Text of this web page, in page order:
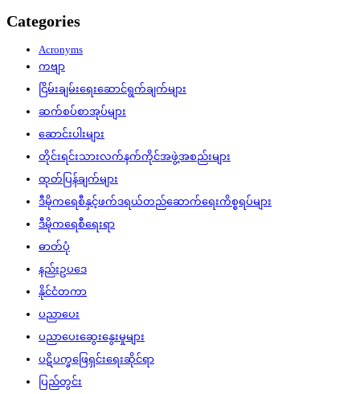
Categories
Acronyms
ကဗျာ
ငြိမ်းချမ်းရေးဆောင်ရွက်ချက်များ
ဆက်စပ်စာအုပ်များ
ဆောင်းပါးများ
တိုင်းရင်းသားလက်နက်ကိုင်အဖွဲ့အစည်းများ
ထုတ်ပြန်ချက်များ
ဒီမိုကရေစီနှင့်ဖက်ဒရယ်တည်ဆောက်‌ရေးကိစ္စရပ်များ
ဒီမိုကရေစီရေးရာ
ဓာတ်ပုံ
နည်းဥပဒေ
နိုင်ငံတကာ
ပညာပေး
ပညာပေးဆွေးနွေးမှုများ
ပဋိပက္ခဖြေရှင်းရေးဆိုင်ရာ
ပြည်တွင်း